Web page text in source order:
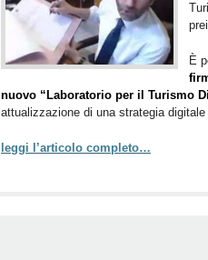
È
nuovo “Laboratorio per il Turismo
attualizzazione di una strategia
leggi l’articolo completo…